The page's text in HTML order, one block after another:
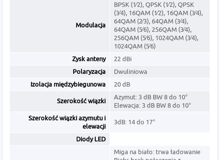
Modulacja
BPSK (1⁄2), QPSK (1⁄2), QPSK
(3⁄4), 16QAM (1⁄2), 16QAM (3⁄4),
64QAM (2⁄3), 64QAM (3⁄4),
64QAM (5⁄6), 256QAM (3⁄4),
256QAM (5⁄6), 1024QAM (3⁄4),
1024QAM (5⁄6)
Zysk anteny
22 dBi
Polaryzacja
Dwuliniowa
Izolacja międzybiegunowa
20 dB
Szerokość wiązki
Azymut: 3 dB BW 8 do 10°
Elewacja: 3 dB BW 8 do 10°
Szerokość wiązki azymutu i
elewacji
3dB: 14 do 17°
Diody LED
Miga na biało: trwa ładowanie